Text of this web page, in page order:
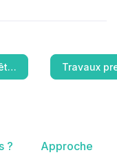
Travaux
? Approche